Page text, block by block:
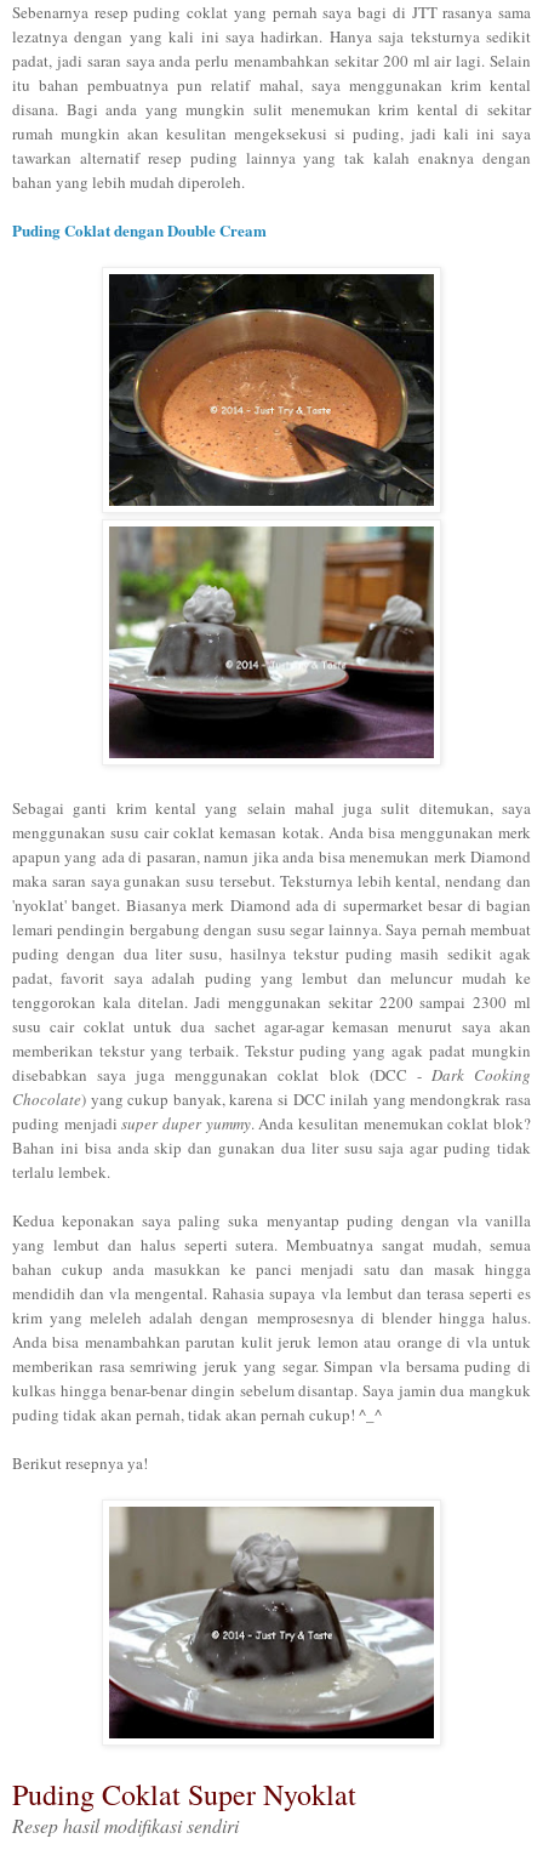
Sebenarnya resep puding coklat yang pernah saya bagi di JTTrasanya sama
lezatnya dengan yang kali ini saya hadirkan. Hanya saja teksturnya sedikit
padat, jadi saran saya anda perlu menambahkan sekitar 200 ml air lagi. Selain
itu bahan pembuatnya pun relatif mahal, saya menggunakan krim kental
disana. Bagi anda yang mungkin sulit menemukan krim kental di sekitar
rumah mungkin akan kesulitan mengeksekusi si puding, jadi kali ini saya
tawarkan alternatif resep puding lainnya yang tak kalah enaknya dengan
bahan yang lebih mudah diperoleh.
Puding Coklat dengan Double Cream
Sebagai ganti krim kental yang selain mahal juga sulit ditemukan, saya
menggunakan susu cair coklat kemasan kotak. Anda bisa menggunakan merk
apapun yang ada di pasaran, namun jika anda bisa menemukan merk Diamond
maka saran saya gunakan susu tersebut. Teksturnya lebih kental,nendang dan
'nyoklat' banget. Biasanya merk Diamond adadi supermarket besar di bagian
lemari pendingin bergabung dengan susu segar lainnya.Saya pernah membuat
puding dengan dua liter susu, hasilnya tekstur puding masih sedikit agak
padat,favorit saya adalah puding yanglembut danmeluncur mudah ke
tenggorokan kala ditelan. Jadi menggunakan sekitar 2200 sampai 2300 ml
susu cair coklat untuk dua sachet agar-agar kemasan menurut saya akan
memberikan tekstur yang terbaik. Tekstur puding yang agak padat mungkin
disebabkan saya juga menggunakan coklat blok (DCC -Dark Cooking
Chocolate) yangcukup banyak, karena si DCC inilah yang mendongkrak rasa
puding menjadi super duper yummy.Anda kesulitan menemukan coklat blok?
Bahan ini bisa anda skipdan gunakan dua liter susu saja agar puding tidak
terlalu lembek.
Kedua keponakan sayapaling suka menyantap puding dengan vlavanilla
yang lembut dan halus seperti sutera. Membuatnya sangat mudah, semua
bahan cukup anda masukkan ke panci menjadi satu dan masakhingga
mendidihdan vla mengental. Rahasia supaya vla lembut dan terasa seperti es
krim yang meleleh adalah dengan memprosesnya di blender hingga halus.
Anda bisa menambahkan parutan kulit jeruk lemon atau orange di vla untuk
memberikan rasa semriwing jeruk yang segar.Simpan vla bersama puding di
kulkas hingga benar-benar dingin sebelum disantap. Saya jamin dua mangkuk
puding tidak akan pernah, tidak akan pernah cukup! ^_^
Berikut resepnya ya!
Puding Coklat Super Nyoklat
Resep hasil modifikasi sendiri